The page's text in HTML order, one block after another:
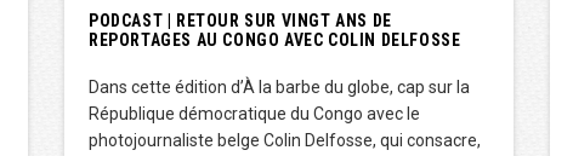
PODCAST | RETOUR SUR VINGT ANS DE
REPORTAGES AU CONGO AVEC COLIN DELFOSSE
Dans cette édition d’À la barbe du globe, cap sur la
République démocratique du Congo avec le
photojournaliste belge Colin Delfosse, qui consacre,